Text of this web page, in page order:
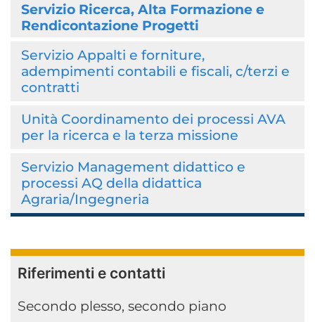
Servizio Ricerca, Alta Formazione e
Rendicontazione Progetti
Servizio Appalti e forniture,
adempimenti contabili e fiscali, c/terzi e
contratti
Unità Coordinamento dei processi AVA
per la ricerca e la terza missione
Servizio Management didattico e
processi AQ della didattica
Agraria/Ingegneria
Riferimenti e contatti
Secondo plesso, secondo piano